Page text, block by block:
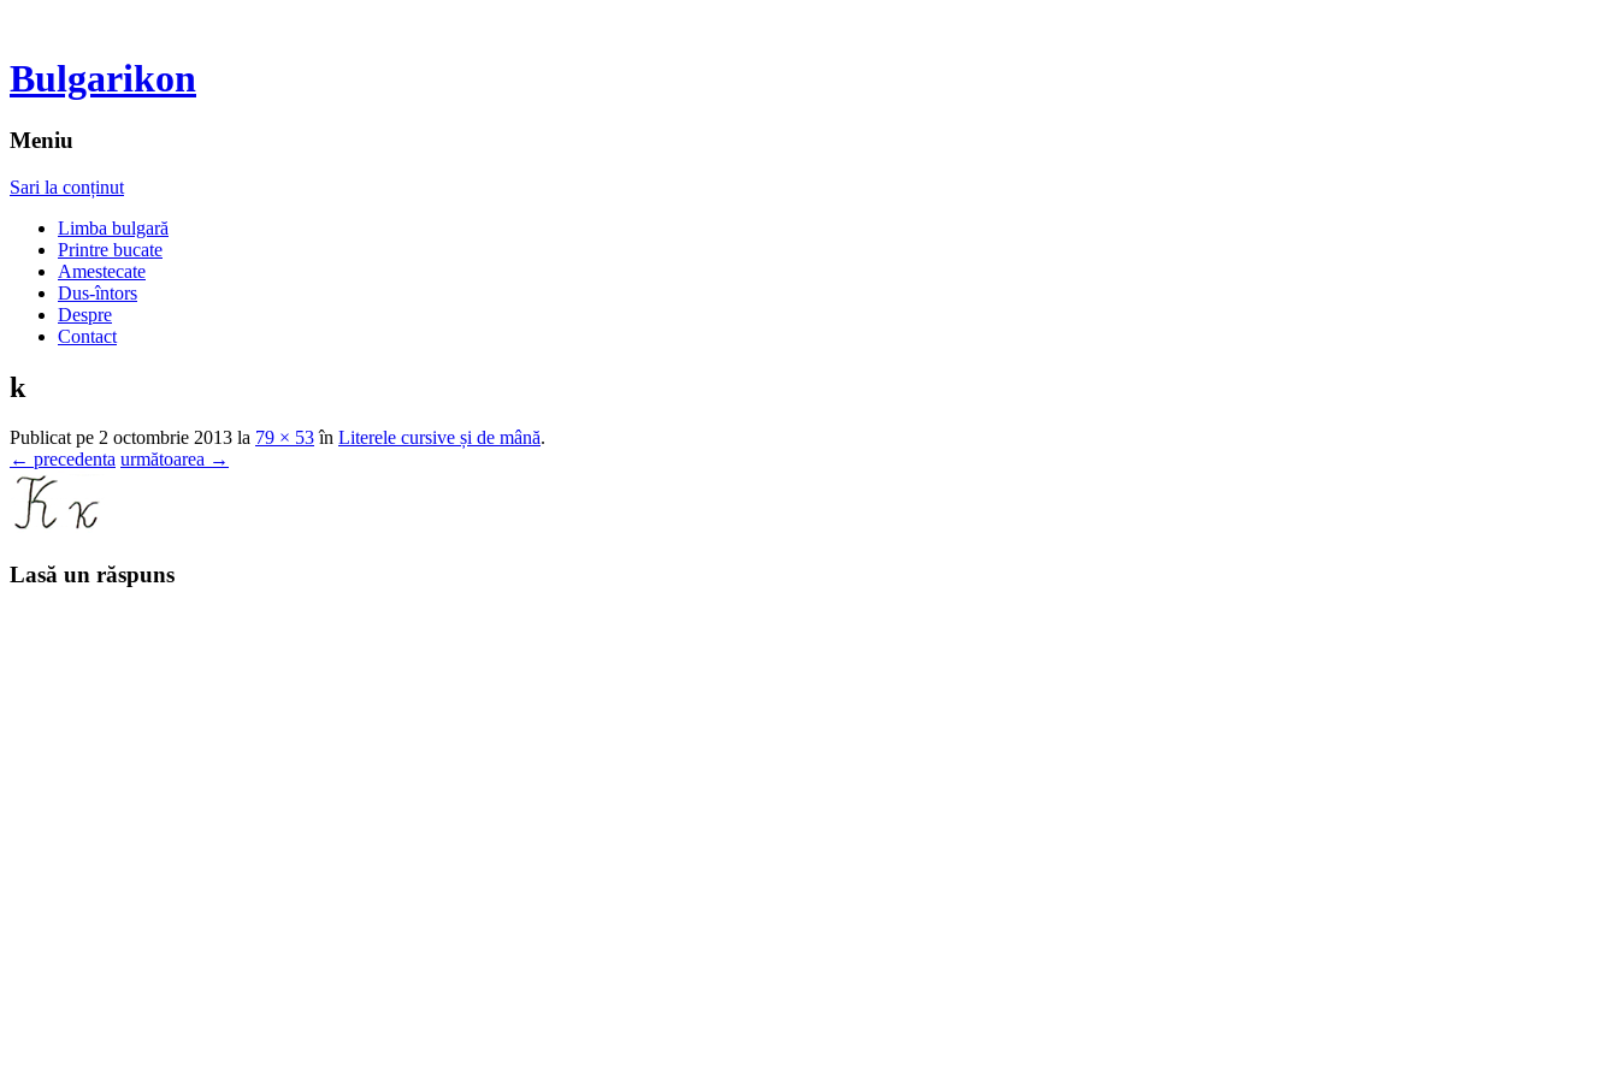
Bulgarikon
Meniu
Sari la conținut
Limba bulgară
Printre bucate
Amestecate
Dus-întors
Despre
Contact
k
Publicatpe 2 octombrie 2013 la 79 × 53în Literele cursive și de mână.
← precedenta următoarea →
Lasă un răspuns